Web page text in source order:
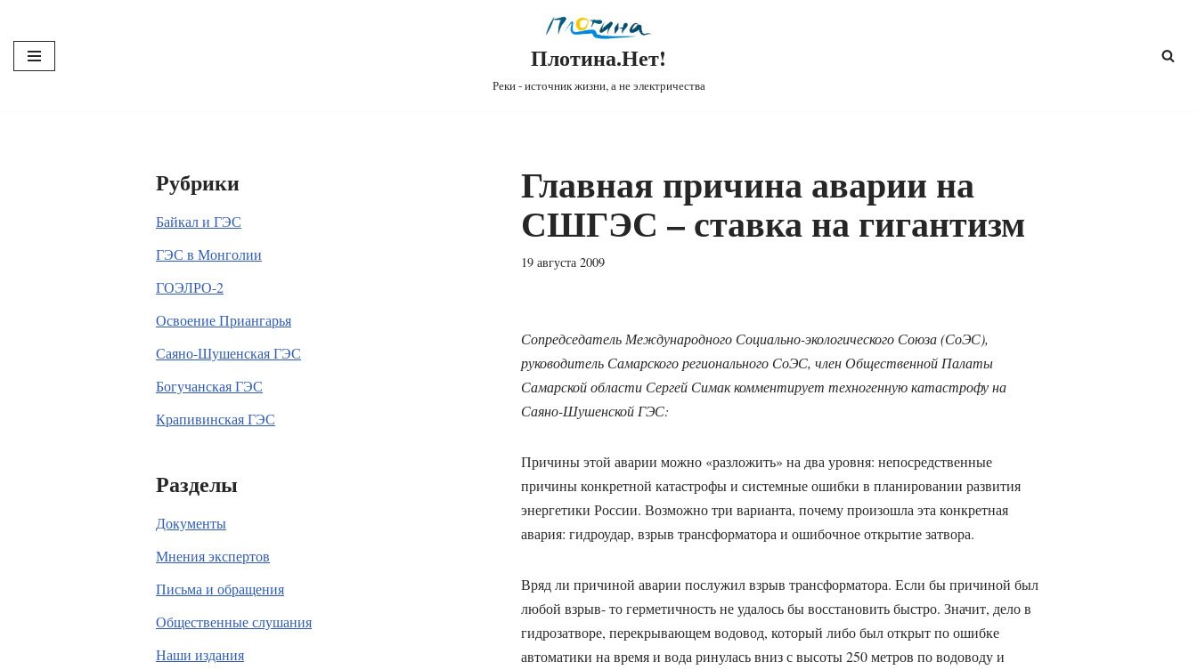
Перейти
к
Плотина.Нет!
Реки - источник жизни, а не электричества
Рубрики
Байкал и ГЭС
ГЭС в Монголии
ГОЭЛРО-2
Освоение Приангарья
Саяно-Шушенская ГЭС
Богучанская ГЭС
Крапивинская ГЭС
Разделы
Документы
Мнения экспертов
Письма и обращения
Общественные слушания
Наши издания
Главная причина аварии на
СШГЭС – ставка на гигантизм
19 августа 2009
Сопредседатель Международного Социально-экологического Союза (СоЭС),
руководитель Самарского регионального СоЭС, член Общественной Палаты
Самарской области Сергей Симак комментирует техногенную катастрофу на
Саяно-Шушенской ГЭС:
Причины этой аварии можно «разложить» на два уровня: непосредственные
причины конкретной катастрофы и системные ошибки в планировании развития
энергетики России. Возможно три варианта, почему произошла эта конкретная
авария: гидроудар, взрыв трансформатора и ошибочное открытие затвора.
Вряд ли причиной аварии послужил взрыв трансформатора. Если бы причиной был
любой взрыв- то герметичность не удалось бы восстановить быстро. Значит, дело в
гидрозатворе, перекрывающем водовод, который либо был открыт по ошибке
автоматики на время и вода ринулась вниз с высоты 250 метров по водоводу и